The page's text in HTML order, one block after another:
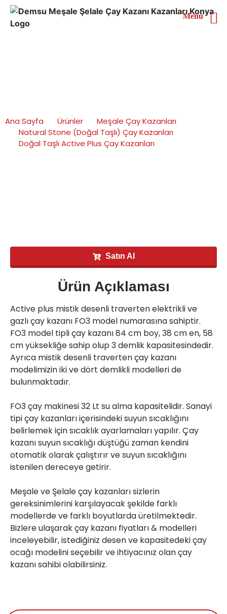
Ana Sayfa Ürünler
Meşale Çay Kazanları
Natural Stone (Doğal Taşlı) Çay Kazanları
Doğal Taşlı Active Plus Çay Kazanları
Ürün Açıklaması
Satın Al
Active plus mistik desenli traverten elektrikli ve
gazlı çay kazanı FO3 model numarasına sahiptir.
FO3 model tipli çay kazanı 84 cm boy, 38 cm en, 58
cm yüksekliğe sahip olup 3 demlik kapasitesindedir.
Ayrıca mistik desenli traverten çay kazanı
modelimizin iki ve dört demlikli modelleri de
bulunmaktadır.
FO3 çay makinesi 32 Lt su alma kapasitelidir. Sanayi
tipi çay kazanları içerisindeki suyun sıcaklığını
belirlemek için sıcaklık ayarlamaları yapılır. Çay
kazanı suyun sıcaklığı düştüğü zaman kendini
otomatik olarak çalıştırır ve suyun sıcaklığını
istenilen dereceye getirir.
Meşale ve Şelale çay kazanları sizlerin
gereksinimlerini karşılayacak şekilde farklı
modellerde ve farklı boyutlarda üretilmektedir.
Bizlere ulaşarak çay kazanı fiyatları & modelleri
inceleyebilir, istediğiniz desen ve kapasitedeki çay
ocağı modelini seçebilir ve ihtiyacınız olan çay
kazanı sahibi olabilirsiniz.
Menü